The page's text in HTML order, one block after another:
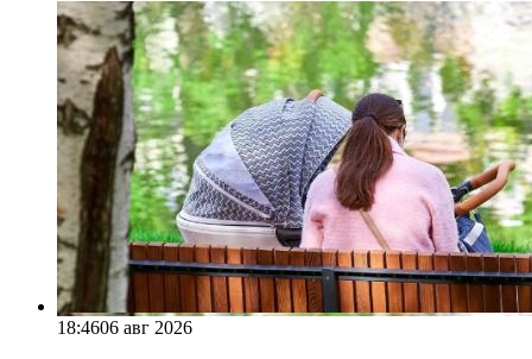
18:4606 авг 2026